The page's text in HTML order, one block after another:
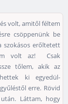
volt, amitől féltem
csöppenünk be
szokásos erőltetett
volt az! Csak
tőlem, akik az
ki egyedül-
erre. Rövid
Láttam, hogy